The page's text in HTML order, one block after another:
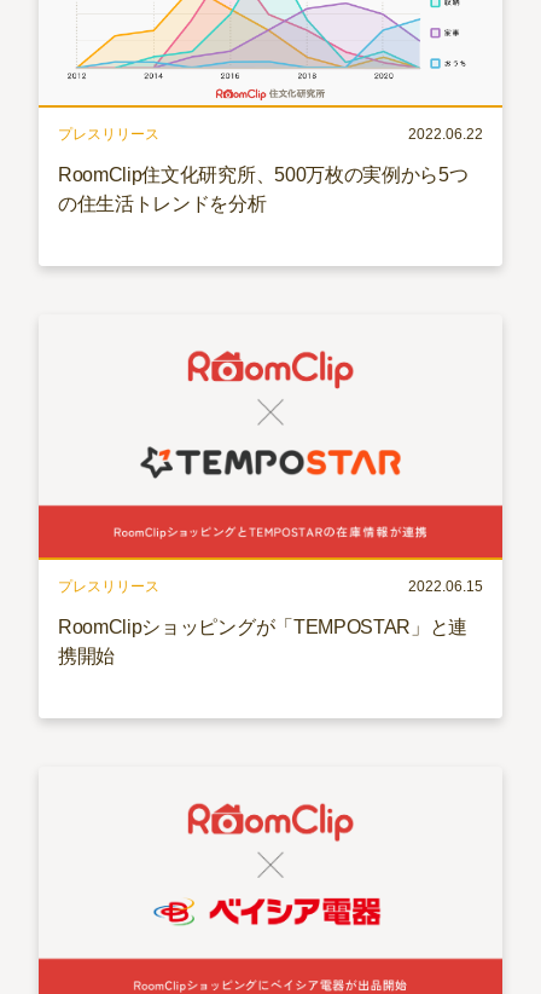
プレスリリース 2022.06.22
RoomClip住文化研究所、500万枚の実例から5つ
の住生活トレンドを分析
プレスリリース 2022.06.15
RoomClipショッピングが「TEMPOSTAR」と連
携開始